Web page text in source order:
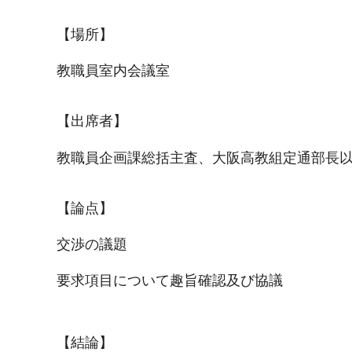
【場所】
教職員室内会議室
【出席者】
教職員企画課総括主査、大阪高教組定通部長
【論点】
交渉の議題
要求項目について趣旨確認及び協議
【結論】